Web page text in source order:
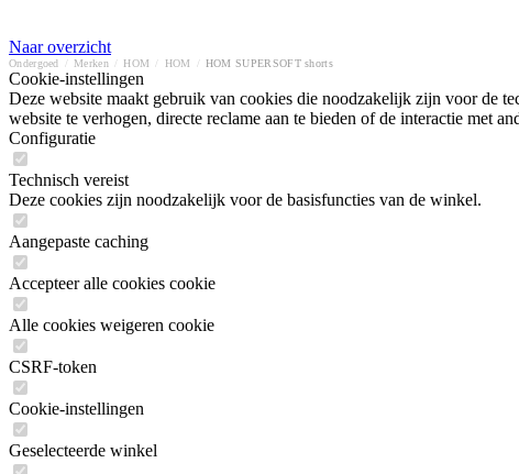
Naar overzicht
Ondergoed Merken HOM HOM HOM SUPERSOFT shorts
Cookie-instellingen
Deze website maakt gebruik van cookies die noodzakelijk zijn voor de
website te verhogen, directe reclame aan te bieden of de interactie met
Configuratie
Technisch vereist
Deze cookies zijn noodzakelijk voor de basisfuncties van de winkel.
Aangepaste caching
Accepteer alle cookies cookie
Alle cookies weigeren cookie
CSRF-token
Cookie-instellingen
Geselecteerde winkel